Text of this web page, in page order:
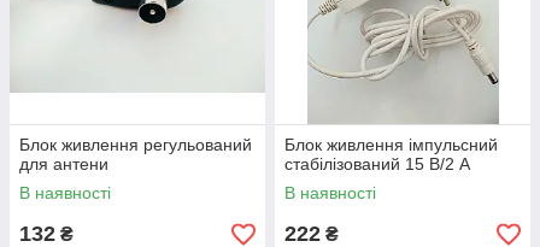
Блок живлення регульований
для антени
В наявності
132 ₴
Блок живлення імпульсний
стабілізований 15 В/2 A
В наявності
222 ₴